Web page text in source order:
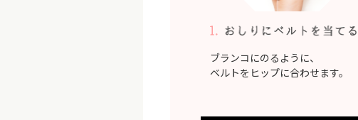
ブランコにのるように、
ベルトをヒップに合わせます。